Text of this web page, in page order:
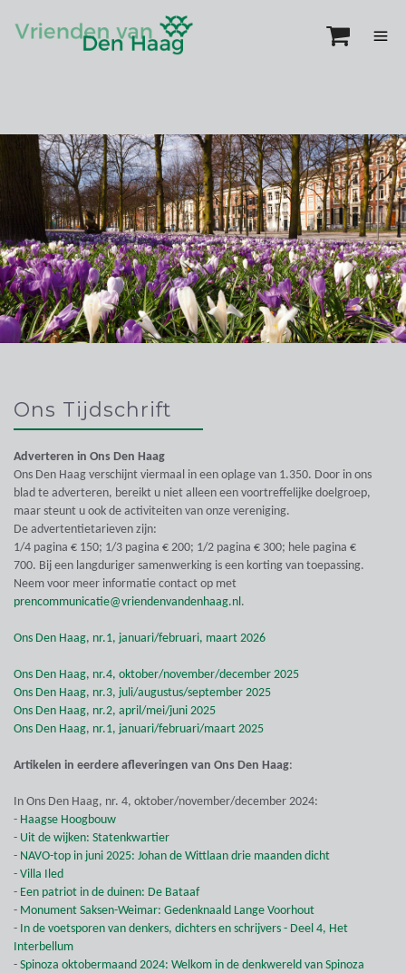
Ons Tijdschrift
Adverteren in Ons Den Haag
Ons Den Haag verschijnt viermaal in een oplage van 1.350. Door in ons
blad te adverteren, bereikt u niet alleen een voortreffelijke doelgroep,
maar steunt u ook de activiteiten van onze vereniging.
De advertentietarieven zijn:
1/4 pagina € 150; 1/3 pagina € 200; 1/2 pagina € 300; hele pagina €
700. Bij een langduriger samenwerking is een korting van toepassing.
Neem voor meer informatie contact op met
prencommunicatie@vriendenvandenhaag.nl.
Ons Den Haag, nr.1, januari/februari, maart 2026
Ons Den Haag, nr.4, oktober/november/december 2025
Ons Den Haag, nr.3, juli/augustus/september 2025
Ons Den Haag, nr.2, april/mei/juni 2025
Ons Den Haag, nr.1, januari/februari/maart 2025
Artikelen in eerdere afleveringen van Ons Den Haag:
In Ons Den Haag, nr. 4, oktober/november/december 2024:
- Haagse Hoogbouw
- Uit de wijken: Statenkwartier
- NAVO-top in juni 2025: Johan de Wittlaan drie maanden dicht
- Villa Iled
- Een patriot in de duinen: De Bataaf
- Monument Saksen-Weimar: Gedenknaald Lange Voorhout
- In de voetsporen van denkers, dichters en schrijvers - Deel 4, Het
Interbellum
- Spinoza oktobermaand 2024: Welkom in de denkwereld van Spinoza